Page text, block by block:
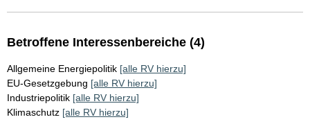
Betroffene Interessenbereiche (4)
Allgemeine Energiepolitik [alle RV hierzu]
EU-Gesetzgebung [alle RV hierzu]
Industriepolitik [alle RV hierzu]
Klimaschutz [alle RV hierzu]